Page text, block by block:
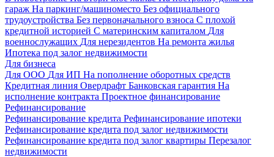
гараж На паркинг/машиноместо Без официального
трудоустройства Без первоначального взноса С плохой
кредитной историей С материнским капиталом Для
военнослужащих Для нерезидентов На ремонта жилья
Ипотека под залог недвижимости
Для бизнеса
Для ООО Для ИП На пополнение оборотных средств
Кредитная линия Овердрафт Банковская гарантия На
исполнение контракта Проектное финансирование
Рефинансирование
Рефинансирование кредита Рефинансирование ипотеки
Рефинансирование кредита под залог недвижимости
Рефинансирование кредита под залог квартиры Перезалог
недвижимости